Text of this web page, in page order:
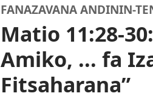
FANAZAVANA ANDININ-
Matio 11:28-
Amiko, ... fa
Fitsaharana”